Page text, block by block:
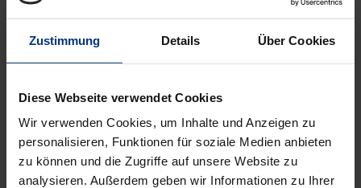
Zustimmung Details Über Cookies
Diese Webseite verwendet Cookies
Wir verwenden Cookies, um Inhalte und Anzeigen zu
personalisieren, Funktionen für soziale Medien anbieten
zu können und die Zugriffe auf unsere Website zu
analysieren. Außerdem geben wir Informationen zu Ihrer
Available
Prices include VAT. Depending on the delivery address, VAT
Add to Cart
Add to Wish List
Delivery cost notice